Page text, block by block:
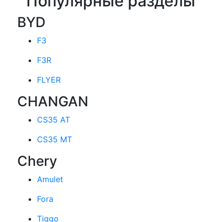
BYD
F3
F3R
FLYER
CHANGAN
CS35 AT
CS35 MT
Chery
Amulet
Fora
Tiggo